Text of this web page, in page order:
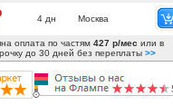
4 дн Москва
оплата по частям 427 р/мес или в
до 30 дней без переплаты >>